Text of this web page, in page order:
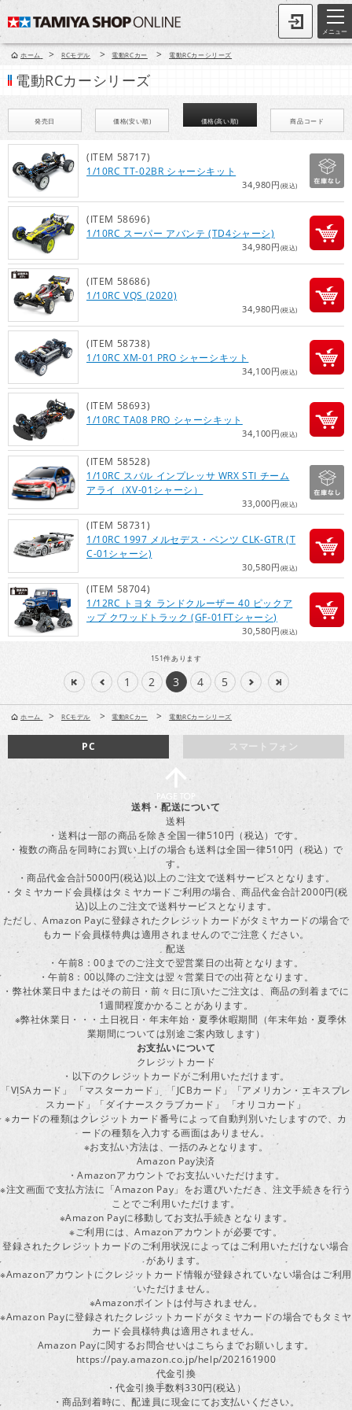
メニュー
ホーム > RCモデル > 電動RCカー > 電動RCカーシリーズ
電動RCカーシリーズ
発売日 価格(安い順) 価格(高い順) 商品コード
(ITEM 58717)
1/10RC TT-02BR シャーシキット
34,980円(税込)
(ITEM 58696)
1/10RC スーパー アバンテ (TD4シャーシ)
34,980円(税込)
(ITEM 58686)
1/10RC VQS (2020)
34,980円(税込)
(ITEM 58738)
1/10RC XM-01 PRO シャーシキット
34,100円(税込)
(ITEM 58693)
1/10RC TA08 PRO シャーシキット
34,100円(税込)
(ITEM 58528)
1/10RC スバル インプレッサ WRX STI チーム
アライ（XV-01シャーシ）
33,000円(税込)
(ITEM 58731)
1/10RC 1997 メルセデス・ベンツ CLK-GTR (T
C-01シャーシ)
30,580円(税込)
(ITEM 58704)
1/12RC トヨタ ランドクルーザー 40 ピックア
ップ クワッドトラック (GF-01FTシャーシ)
30,580円(税込)
151件あります
1 2 3 4 5
ホーム > RCモデル > 電動RCカー > 電動RCカーシリーズ
スマートフォン
PC
送料・配送について
送料
・送料は一部の商品を除き全国一律510円（税込）です。
・複数の商品を同時にお買い上げの場合も送料は全国一律510円（税込）で
す。
・商品代金合計5000円(税込)以上のご注文で送料サービスとなります。
・タミヤカード会員様はタミヤカードご利用の場合、商品代金合計2000円(税
込)以上のご注文で送料サービスとなります。
ただし、Amazon Payに登録されたクレジットカードがタミヤカードの場合で
もカード会員様特典は適用されませんのでご注意ください。
配送
・午前8：00までのご注文で翌営業日の出荷となります。
・午前8：00以降のご注文は翌々営業日での出荷となります。
・弊社休業日中またはその前日・前々日に頂いたご注文は、商品の到着までに
1週間程度かかることがあります。
※弊社休業日・・・土日祝日・年末年始・夏季休暇期間（年末年始・夏季休
業期間については別途ご案内致します）
お支払いについて
クレジットカード
・以下のクレジットカードがご利用いただけます。
「VISAカード」 「マスターカード」 「JCBカード」「アメリカン・エキスプレ
スカード」「ダイナースクラブカード」 「オリコカード」
※カードの種類はクレジットカード番号によって自動判別いたしますので、カ
ードの種類を入力する画面はありません。
※お支払い方法は、一括のみとなります。
Amazon Pay決済
・Amazonアカウントでお支払いいただけます。
※注文画面で支払方法に「Amazon Pay」をお選びいただき、注文手続きを行う
ことでご利用いただけます。
※Amazon Payに移動してお支払手続きとなります。
※ご利用には、Amazonアカウントが必要です。
登録されたクレジットカードのご利用状況によってはご利用いただけない場合
があります。
※Amazonアカウントにクレジットカード情報が登録されていない場合はご利用
いただけません。
※Amazonポイントは付与されません。
※Amazon Payに登録されたクレジットカードがタミヤカードの場合でもタミヤ
カード会員様特典は適用されません。
Amazon Payに関するお問合せいはこちらまでお願いします。
https://pay.amazon.co.jp/help/202161900
代金引換
・代金引換手数料330円(税込）
・商品到着時に、配達員に現金にてお支払いください。